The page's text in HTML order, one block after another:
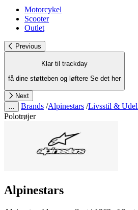
Motorcykel
Scooter
Outlet
Previous
Klar til trackday
få dine støtteben og løftere Se det her
Next
Brands /Alpinestars /Livsstil &
Polotrøjer
Alpinestars